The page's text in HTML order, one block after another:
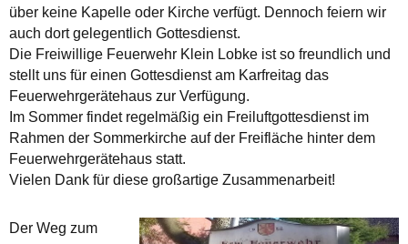
über keine Kapelle oder Kirche verfügt. Dennoch feiern wir
auch dort gelegentlich Gottesdienst.
Die Freiwillige Feuerwehr Klein Lobke ist so freundlich und
stellt uns für einen Gottesdienst am Karfreitag das
Feuerwehrgerätehaus zur Verfügung.
Im Sommer findet regelmäßig ein Freiluftgottesdienst im
Rahmen der Sommerkirche auf der Freifläche hinter dem
Feuerwehrgerätehaus statt.
Vielen Dank für diese großartige Zusammenarbeit!
Der Weg zum